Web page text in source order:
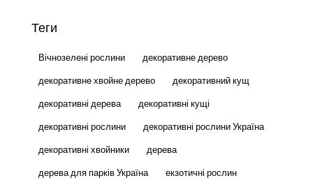
Теги
Вічнозелені рослини
декоративне дерево
декоративне хвойне дерево
декоративний кущ
декоративні дерева
декоративні кущі
декоративні рослини
декоративні рослини Україна
декоративні хвойники
дерева
дерева для парків Україна
екзотичні рослин